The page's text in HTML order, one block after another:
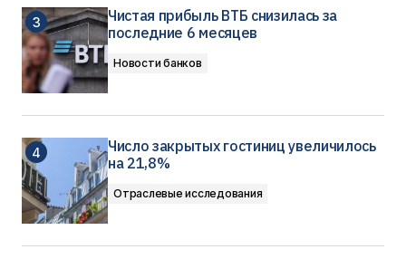
Чистая прибыль ВТБ снизилась за
последние 6 месяцев
Новости банков
Число закрытых гостиниц увеличилось
на 21,8%
Отраслевые исследования